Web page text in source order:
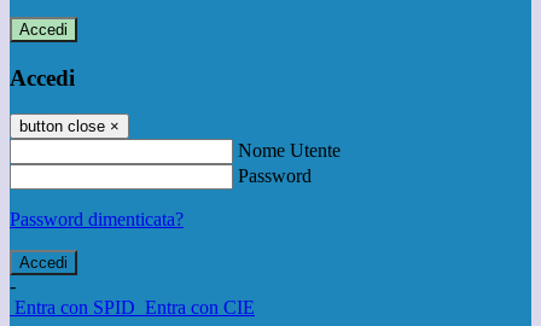
Accedi
Accedi
button close ×
Nome Utente
Password
Password dimenticata?
-
Entra con SPID Entra con CIE